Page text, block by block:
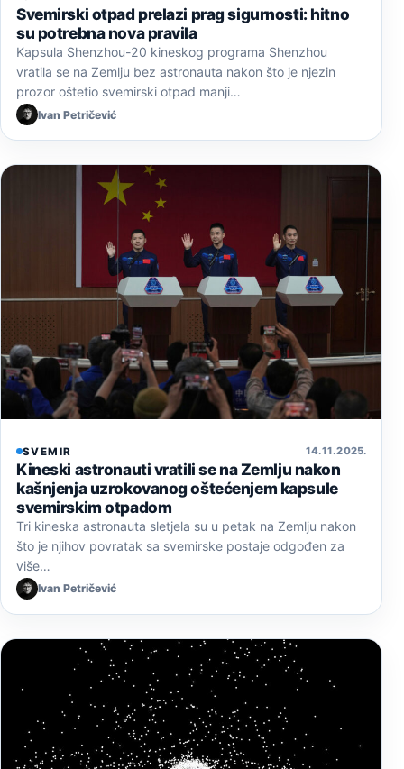
Svemirski otpad prelazi prag sigurnosti: hitno
su potrebna nova pravila
Kapsula Shenzhou-20 kineskog programa Shenzhou
vratila se na Zemlju bez astronauta nakon što je njezin
prozor oštetio svemirski otpad manji…
Ivan Petričević
SVEMIR 14. 11. 2025.
Kineski astronauti vratili se na Zemlju nakon
kašnjenja uzrokovanog oštećenjem kapsule
svemirskim otpadom
Tri kineska astronauta sletjela su u petak na Zemlju nakon
što je njihov povratak sa svemirske postaje odgođen za
više…
Ivan Petričević